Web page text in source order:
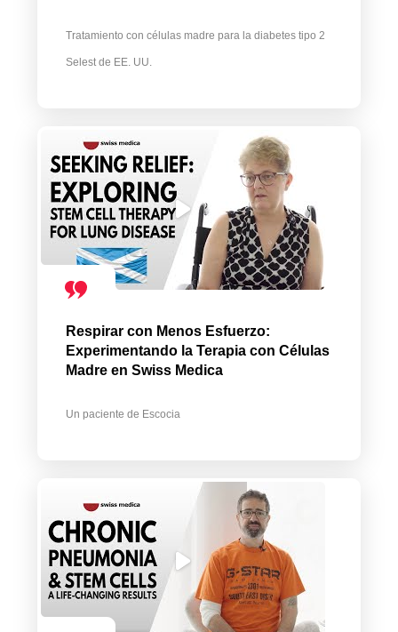
Tratamiento con células madre para la diabetes tipo 2
Selest de EE. UU.
Respirar con Menos Esfuerzo:
Experimentando la Terapia con Células
Madre en Swiss Medica
Un paciente de Escocia